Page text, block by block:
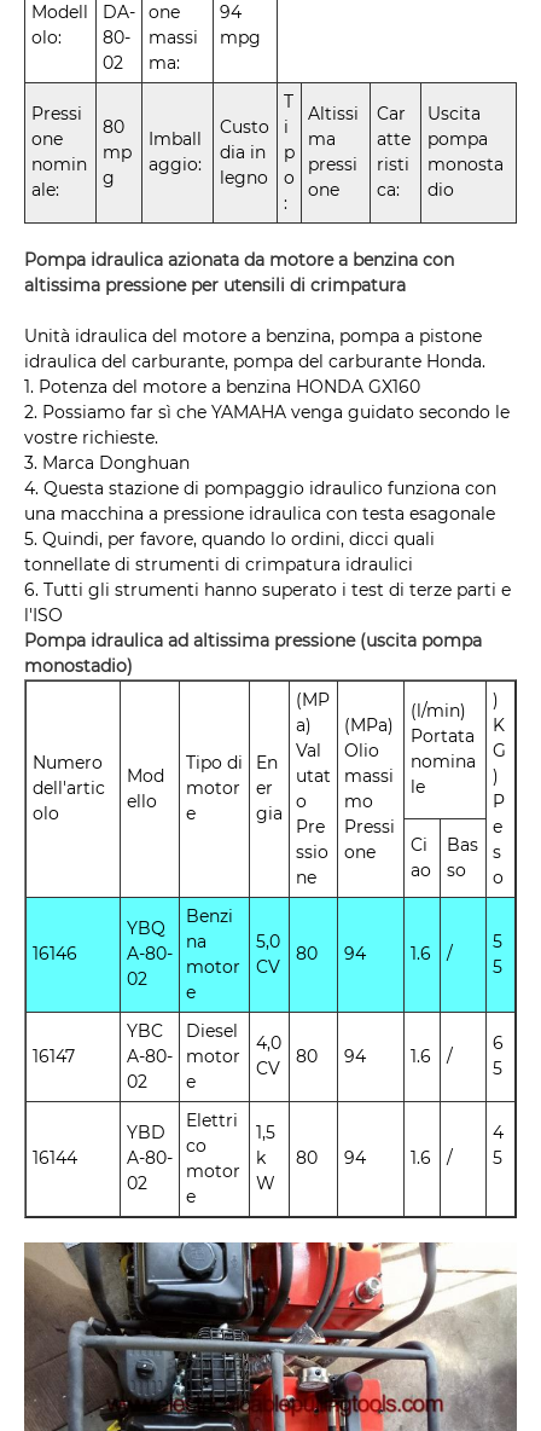
Modell
olo:
DA-
80-
02
one
massi
ma:
94
mpg
Pressi
one
nomin
ale:
80
mp
g
Imball
aggio:
Custo
dia in
legno
T
i
p
o
:
Altissi
ma
pressi
one
Car
atte
risti
ca:
Uscita
pompa
monosta
dio
Pompa idraulica azionata da motore a benzina con
altissima pressione per utensili di crimpatura
Unità idraulica del motore a benzina, pompa a pistone
idraulica del carburante, pompa del carburante Honda.
1. Potenza del motore a benzina HONDA GX160
2. Possiamo far sì che YAMAHA venga guidato secondo le
vostre richieste.
3. Marca Donghuan
4. Questa stazione di pompaggio idraulico funziona con
una macchina a pressione idraulica con testa esagonale
5. Quindi, per favore, quando lo ordini, dicci quali
tonnellate di strumenti di crimpatura idraulici
6. Tutti gli strumenti hanno superato i test di terze parti e
l'ISO
Pompa idraulica ad altissima pressione (uscita pompa
monostadio)
Numero
dell'artic
olo
Mod
ello
Tipo di
motor
e
En
er
gia
(MP
a)
Val
utat
o
Pre
ssio
ne
(MPa)
Olio
massi
mo
Pressi
one
(l/min)
Portata
nomina
le
)
K
G
)
P
e
s
o
Ci
ao
Bas
so
16146
YBQ
A-80-
02
Benzi
na
motor
e
5,0
CV
80 94 1.6 /
5
5
16147
YBC
A-80-
02
Diesel
motor
e
4,0
CV
80 94 1.6 /
6
5
16144
YBD
A-80-
02
Elettri
co
motor
e
1,5
k
W
80 94 1.6 /
4
5